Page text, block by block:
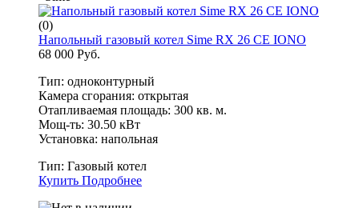
(0)
Напольный газовый котел Sime RX 26 CE IONO
68 000 Руб.
Тип: одноконтурный
Камера сгорания: открытая
Отапливаемая площадь: 300 кв. м.
Мощ-ть: 30.50 кВт
Установка: напольная
Тип: Газовый котел
Купить Подробнее